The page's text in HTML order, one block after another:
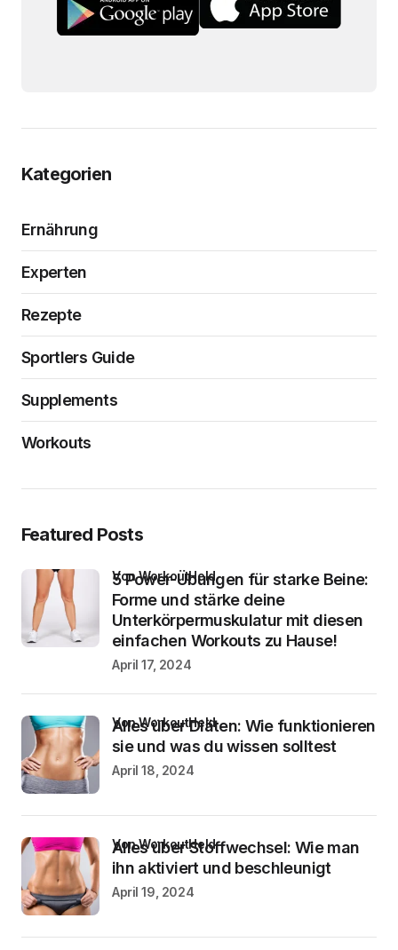
Kategorien
Ernährung
Experten
Rezepte
Sportlers Guide
Supplements
Workouts
Featured Posts
5 Power-Übungen für starke Beine:
Forme und stärke deine
Unterkörpermuskulatur mit diesen
einfachen Workouts zu Hause!
von WorkoutHeld
April 17, 2024
Alles über Diäten: Wie funktionieren
sie und was du wissen solltest
von WorkoutHeld
April 18, 2024
Alles über Stoffwechsel: Wie man
ihn aktiviert und beschleunigt
von WorkoutHeld
April 19, 2024